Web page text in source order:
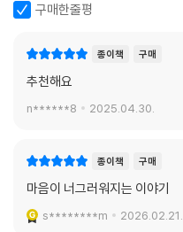
구매한줄평
종이책 구매
추천해요
n******8 2025.04.30.
종이책 구매
마음이 너그러워지는 이야기
s********m 2026.02.21.